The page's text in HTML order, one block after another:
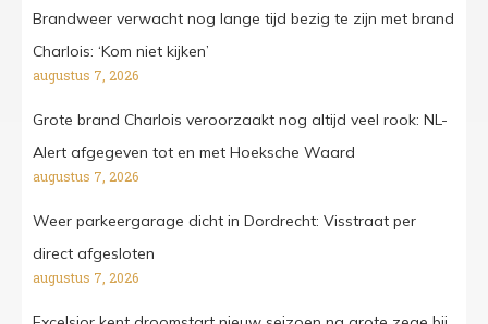
Brandweer verwacht nog lange tijd bezig te zijn met brand
Charlois: ‘Kom niet kijken’
augustus 7, 2026
Grote brand Charlois veroorzaakt nog altijd veel rook: NL-
Alert afgegeven tot en met Hoeksche Waard
augustus 7, 2026
Weer parkeergarage dicht in Dordrecht: Visstraat per
direct afgesloten
augustus 7, 2026